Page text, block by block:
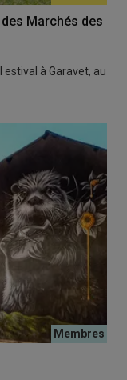
Marchés des
estival à Garavet, au